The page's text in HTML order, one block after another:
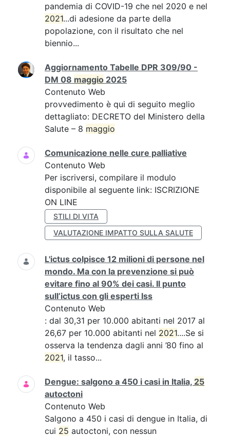
pandemia di COVID-19 che nel 2020 e nel
2021...di adesione da parte della
popolazione, con il risultato che nel
biennio...
Aggiornamento Tabelle DPR 309/90 -
DM 08 maggio 2025
Contenuto Web
provvedimento è qui di seguito meglio
dettagliato: DECRETO del Ministero della
Salute – 8 maggio
Comunicazione nelle cure palliative
Contenuto Web
Per iscriversi, compilare il modulo
disponibile al seguente link: ISCRIZIONE
ON LINE
STILI DI VITA
VALUTAZIONE IMPATTO SULLA SALUTE
L'ictus colpisce 12 milioni di persone nel
mondo. Ma con la prevenzione si può
evitare fino al 90% dei casi. Il punto
sull’ictus con gli esperti Iss
Contenuto Web
: dal 30,31 per 10.000 abitanti nel 2017 al
26,67 per 10.000 abitanti nel 2021....Se si
osserva la tendenza dagli anni ’80 fino al
2021, il tasso...
Dengue: salgono a 450 i casi in Italia, 25
autoctoni
Contenuto Web
Salgono a 450 i casi di dengue in Italia, di
cui 25 autoctoni, con nessun